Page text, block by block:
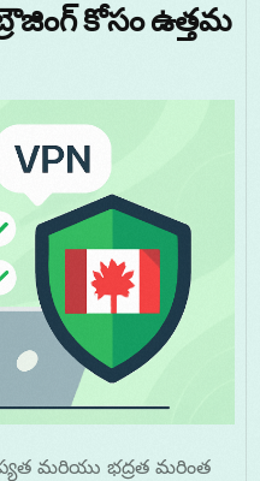
కోసం ఉత్తమ
మరియు భద్రత మరింత